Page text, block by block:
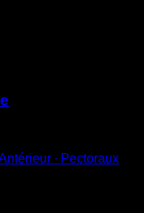
∙ Pectoraux